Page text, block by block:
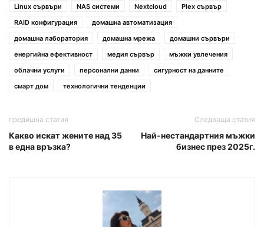
Linux сървъри
NAS системи Nextcloud
Plex сървър
RAID конфигурация
домашна автоматизация
домашна лаборатория
домашна мрежа
домашни сървъри
енергийна ефективност
медия сървър
мъжки увлечения
облачни услуги
персонални данни
сигурност на данните
смарт дом
технологични тенденции
предишна статия
Какво искат жените над 35
в една връзка?
Следваща статия
Най-нестандартния мъжки
бизнес през 2025г.